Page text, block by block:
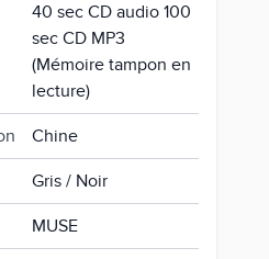
40 sec CD audio 100
sec CD MP3
(Mémoire tampon en
lecture)
Chine
Gris / Noir
MUSE